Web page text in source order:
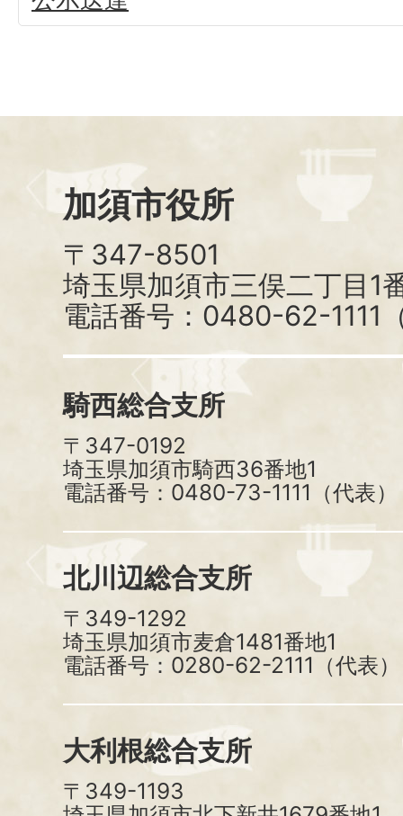
加須市役所
〒347-8501
埼玉県加須市三俣二丁目1
電話番号：0480-62-1111
騎西総合支所
〒347-0192
埼玉県加須市騎西36番地1
電話番号：0480-73-1111（代表）
北川辺総合支所
〒349-1292
埼玉県加須市麦倉1481番地1
電話番号：0280-62-2111（代表）
大利根総合支所
〒349-1193